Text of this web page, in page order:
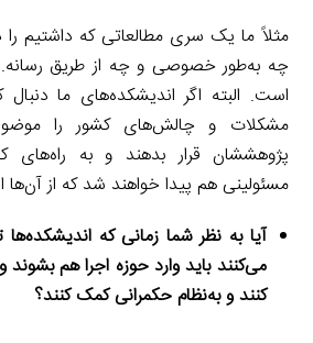
مثلاً ما یک سری مطالعاتی که داشتیم را
چه به‌طور خصوصی و چه از طریق رسانه.
است. البته اگر اندیشکده‌های ما دنبال
مشکلات و چالش‌های کشور را
پژوهششان قرار بدهند و به راه‌های
مسئولینی هم پیدا خواهند شد که از آن‌ها
آیا به نظر شما زمانی که اندیشکده‌ها
می‌کنند باید وارد حوزه اجرا هم بشوند
کنند و به‌نظام حکمرانی کمک کنند؟